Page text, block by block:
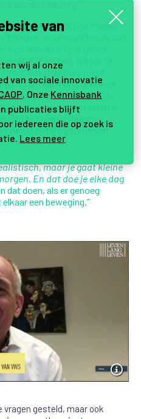
korte en krachtige manier
brengen, waarna de keuze aan
zij in de daaropvolgende
te krijgen, vragen te
Erik Gerritsen roept
op om een hand te reiken
met het opschalen van de
en vindt het fantastisch
hebben en daarmee
vanuit het ministerie van
maar je gaat kleine
En dat doe je elke dag
dat doen, als er genoeg
een beweging.”
gesteld, maar ook
van
wij al onze
van sociale innovatie
. Onze Kennisbank
publicaties blijft
iedereen die op zoek is
Lees meer